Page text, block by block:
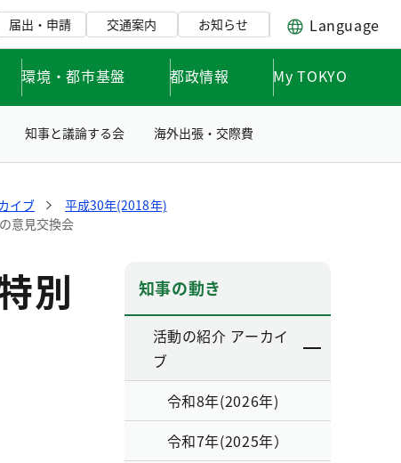
届出・申請 交通案内 お知らせ Language
環境・都市基盤 都政情報 My TOKYO
知事と議論する会 海外出張・交際費
イブ
平成30年(2018年)
意見交換会
別
知事の動き
活動の紹介 アーカイ
ブ
令和8年(2026年)
令和7年(2025年）